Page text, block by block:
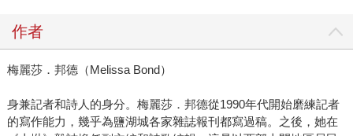
作者
梅麗莎．邦德（Melissa Bond）
身兼記者和詩人的身分。梅麗莎．邦德從1990年代開始磨練記者
的寫作能力，幾乎為鹽湖城各家雜誌報刊都寫過稿。之後，她在